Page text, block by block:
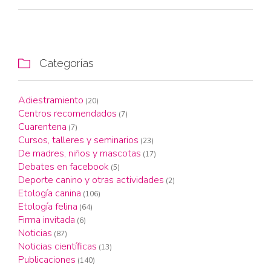
 Categorías
Adiestramiento (20)
Centros recomendados (7)
Cuarentena (7)
Cursos, talleres y seminarios (23)
De madres, niños y mascotas (17)
Debates en facebook (5)
Deporte canino y otras actividades (2)
Etología canina (106)
Etología felina (64)
Firma invitada (6)
Noticias (87)
Noticias científicas (13)
Publicaciones (140)